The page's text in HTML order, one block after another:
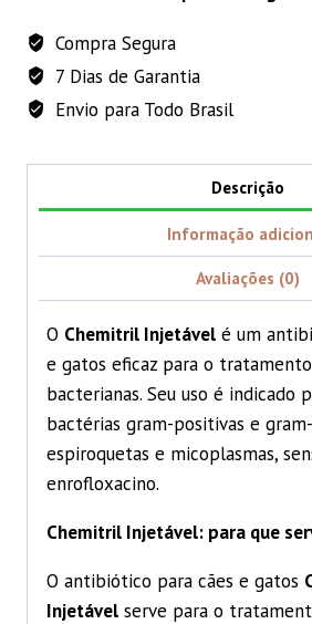
20
mL
quantidade
Compra Segura
7 Dias de Garantia
Envio para Todo Brasil
Descrição
Informação
Avaliações (0)
O Chemitril Injetável é um
e gatos eficaz para o
bacterianas. Seu uso é indicado
bactérias gram-positivas e
espiroquetas e micoplasmas,
enrofloxacino.
Chemitril Injetável: para que
O antibiótico para cães e gatos
Injetável serve para o